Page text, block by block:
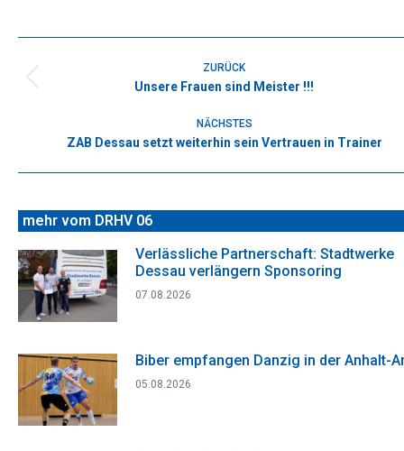
Facebook
X
WhatsAppPinterestLinkedIn
ZURÜCK
Vorheriger
Unsere Frauen sind Meister !!!
NÄCHSTES
Nächster
ZAB Dessau setzt weiterhin sein Vertrauen in Trainer
mehr vom DRHV 06
Verlässliche Partnerschaft: Stadtwerke
Dessau verlängern Sponsoring
07.08.2026
Biber empfangen Danzig in der Anhalt-
05.08.2026